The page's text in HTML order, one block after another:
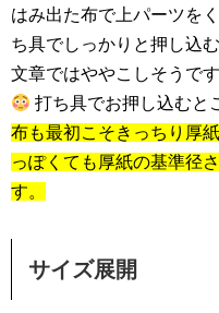
はみ出た布で上パーツを
ち具でしっかりと押し込
文章ではややこしそうで
打ち具でお押し込むと
布も最初こそきっちり厚
っぽくても厚紙の基準径
す。
サイズ展開